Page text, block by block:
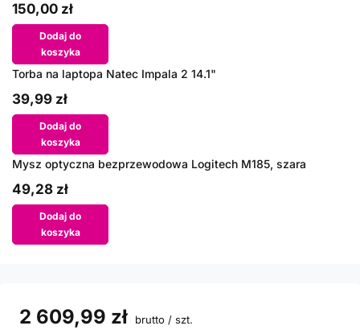
150,00 zł
Dodaj do
koszyka
Torba na laptopa Natec Impala 2 14.1"
39,99 zł
Dodaj do
koszyka
Mysz optyczna bezprzewodowa Logitech M185, szara
49,28 zł
Dodaj do
koszyka
2 609,99 zł brutto / szt.